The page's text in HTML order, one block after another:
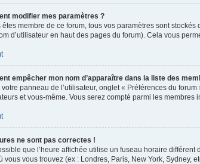
modifier mes paramètres ?
êtes membre de ce forum, tous vos paramètres sont
d’utilisateur en haut des pages du forum). Cela vous
empêcher mon nom d’apparaître dans la liste des
votre panneau de l’utilisateur, onglet « Préférences du forum
et vous-même. Vous serez compté parmi les membres
ne sont pas correctes !
que l’heure affichée utilise un fuseau horaire
vous vous trouvez (ex : Londres, Paris, New York, Sydney,